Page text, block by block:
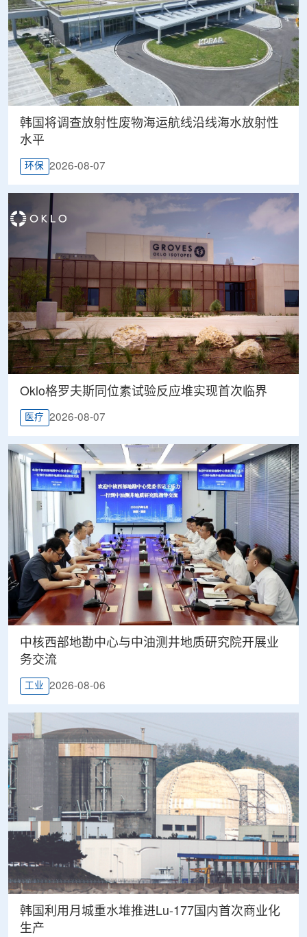
韩国将调查放射性废物海运航线沿线海水放射性
水平
环保 2026-08-07
Oklo格罗夫斯同位素试验反应堆实现首次临界
医疗 2026-08-07
中核西部地勘中心与中油测井地质研究院开展业
务交流
工业 2026-08-06
韩国利用月城重水堆推进Lu-177国内首次商业化
生产